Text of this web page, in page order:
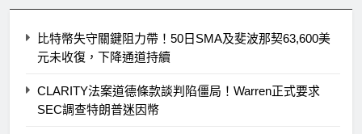
比特幣失守關鍵阻力帶！50日SMA及斐波那契63,600美
元未收復，下降通道持續
CLARITY法案道德條款談判陷僵局！Warren正式要求
SEC調查特朗普迷因幣